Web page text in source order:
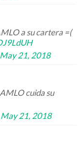
a su cartera =(
May 21, 2018
cuida su
May 21, 2018